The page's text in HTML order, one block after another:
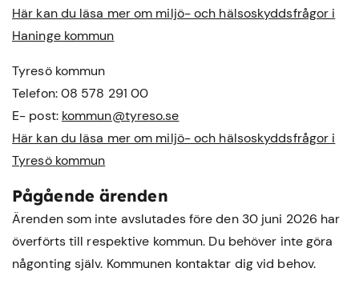
Här kan du läsa mer om miljö- och hälsoskyddsfrågor i
Haninge kommun
Tyresö kommun
Telefon: 08 578 291 00
E- post: kommun@tyreso.se
Här kan du läsa mer om miljö- och hälsoskyddsfrågor i
Tyresö kommun
Pågående ärenden
Ärenden som inte avslutades före den 30 juni 2026 har
överförts till respektive kommun. Du behöver inte göra
någonting själv. Kommunen kontaktar dig vid behov.